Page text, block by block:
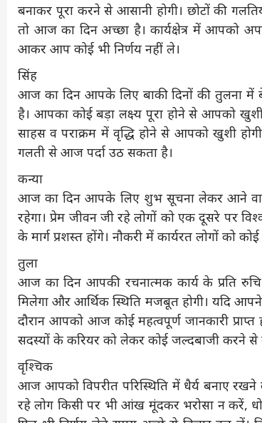
बनाकर पूरा करने से आसानी होगी। छोटों की
तो आज का दिन अच्छा है। कार्यक्षेत्र में आपको
आकर आप कोई भी निर्णय नहीं ले।
सिंह
आज का दिन आपके लिए बाकी दिनों की तुलना
है। आपका कोई बड़ा लक्ष्य पूरा होने से आपको
साहस व पराक्रम में वृद्धि होने से आपको खुशी
गलती से आज पर्दा उठ सकता है।
कन्या
आज का दिन आपके लिए शुभ सूचना लेकर आने वाला
रहेगा। प्रेम जीवन जी रहे लोगों को एक दूसरे पर
के मार्ग प्रशस्त होंगे। नौकरी में कार्यरत लोगों को
तुला
आज का दिन आपकी रचनात्मक कार्य के प्रति
मिलेगा और आर्थिक स्थिति मजबूत होगी। यदि
दौरान आपको आज कोई महत्वपूर्ण जानकारी
सदस्यों के करियर को लेकर कोई जल्दबाजी करने से
वृश्चिक
आज आपको विपरीत परिस्थिति में धैर्य बनाए रखने
रहे लोग किसी पर भी आंख मूंदकर भरोसा न करें,